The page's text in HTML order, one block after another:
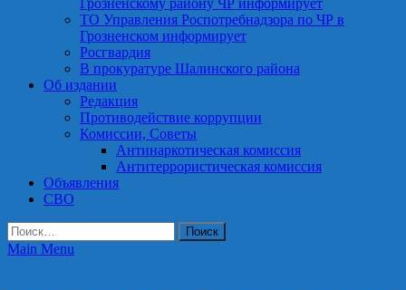
Грозненскому району ЧР информирует
ТО Управления Роспотребнадзора по ЧР в
Грозненском информирует
Росгвардия
В прокуратуре Шалинского района
Об издании
Редакция
Противодействие коррупции
Комиссии, Советы
Антинаркотическая комиссия
Антитеррористическая комиссия
Объявления
СВО
Найти:
Main Menu